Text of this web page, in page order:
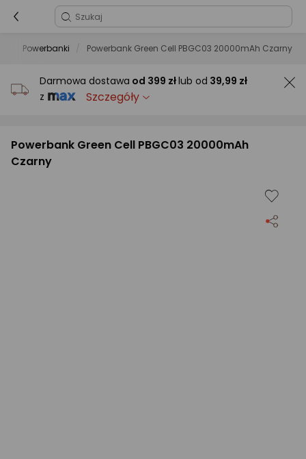
Powerbanki Powerbank Green Cell PBGC03 20000mAh Czarny
Darmowa dostawa od 399 złlub od 39,99 zł
z
Szczegóły
Powerbank Green Cell PBGC03 20000mAh
Czarny